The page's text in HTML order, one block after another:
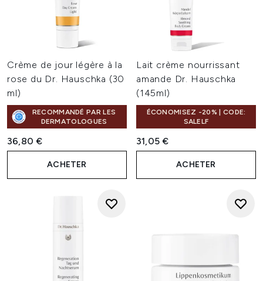
Crème de jour légère à la
rose du Dr. Hauschka (30
ml)
RECOMMANDÉ PAR LES
DERMATOLOGUES
36,80 €
ACHETER
Lait crème nourrissant
amande Dr. Hauschka
(145ml)
ÉCONOMISEZ -20% | CODE:
SALELF
31,05 €
ACHETER